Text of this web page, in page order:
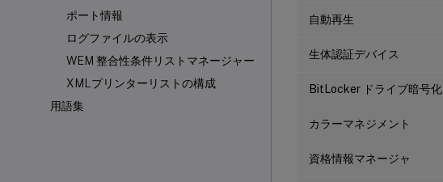
ポート情報
ログファイルの表示
WEM 整合性条件リストマネージャー
XMLプリンターリストの構成
用語集
自動再生
生体認証デバイス
BitLocker ドライブ暗号化
カラーマネジメント
資格情報マネージャ